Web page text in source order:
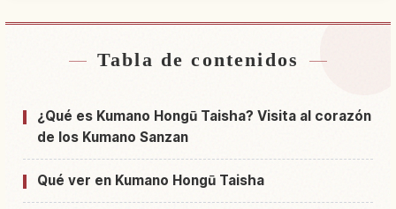
Buscar alojamiento cerca de Gran Santuario
Buscar experiencias en Gran Santuario Kumano
Hongu Taisha
Tabla de contenidos
¿Qué es Kumano Hongū Taisha? Visita al corazón
de los Kumano Sanzan
Qué ver en Kumano Hongū Taisha